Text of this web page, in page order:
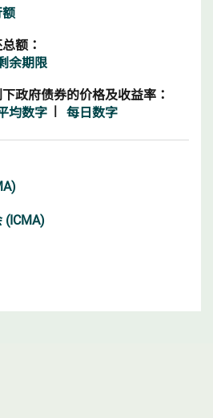
额：
余期限
政府债券的价格及收益率：
均数字 | 每日数字
(ICMA)